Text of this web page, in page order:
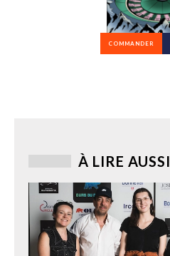
COMMANDER
À LIRE AUSSI